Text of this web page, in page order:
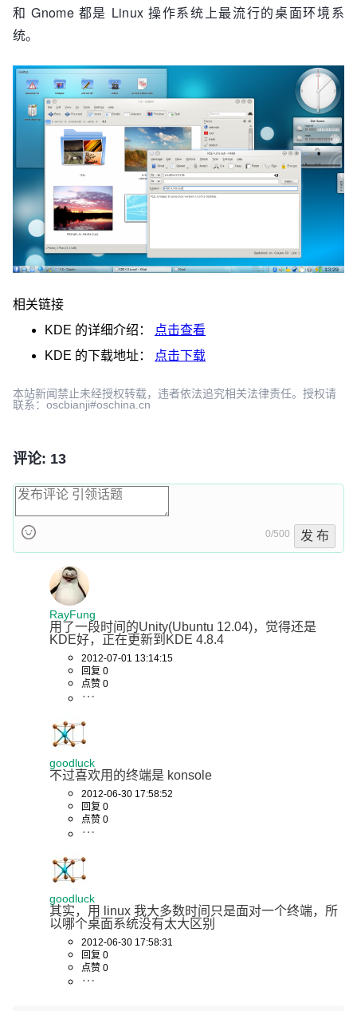
和 Gnome 都是 Linux 操作系统上最流行的桌面环境系
统。
相关链接
KDE 的详细介绍：
点击查看
KDE 的下载地址： 点击下载
本站新闻禁止未经授权转载，违者依法追究相关法律责任。授权请
联系：oscbianji#oschina.cn
评论: 13
0/500 发 布
RayFung
用了一段时间的Unity(Ubuntu 12.04)，觉得还是
KDE好，正在更新到KDE 4.8.4
2012-07-01 13:14:15
回复 0
点赞 0
goodluck
不过喜欢用的终端是 konsole
2012-06-30 17:58:52
回复 0
点赞 0
goodluck
其实，用 linux 我大多数时间只是面对一个终端，所
以哪个桌面系统没有太大区别
2012-06-30 17:58:31
回复 0
点赞 0